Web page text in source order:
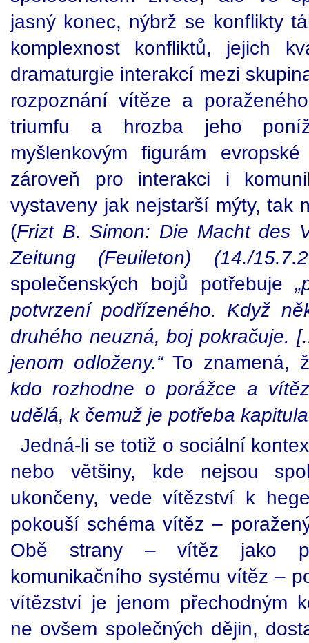
jasný konec, nýbrž se konflikty
komplexnost konfliktů, jejich
dramaturgie interakcí mezi
rozpoznání vítěze a
triumfu a hrozba jeho
myšlenkovým figurám
zároveň pro interakci i
vystaveny jak nejstarší mýty, tak
(Frizt B. Simon: Die Macht des
Zeitung (Feuileton) (14./
společenských bojů potřebuje
potvrzení podřízeného. Když
druhého neuzná, boj pokračuje.
jenom odloženy.“To znamená,
kdo rozhodne o porážce a
udělá, k čemuž je potřeba
Jedná-li se totiž o sociální
nebo většiny, kde nejsou
ukončeny, vede vítězství k
pokouší schéma vítěz –
Obě strany – vítěz jako
komunikačního systému vítěz –
vítězství je jenom přechodným
ne ovšem společných dějin,